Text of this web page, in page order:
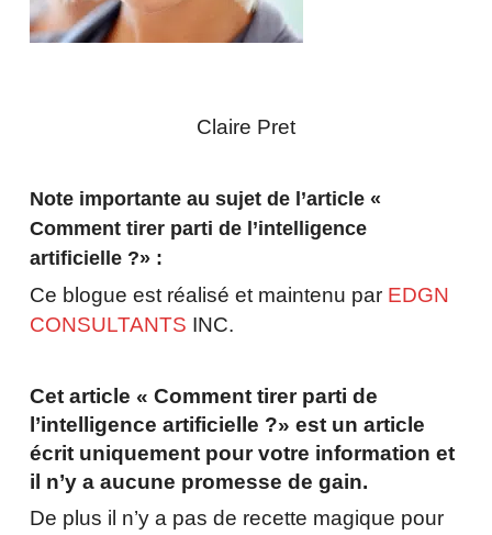
Claire Pret
Note importante au sujet de l’article «
Comment tirer parti de l’intelligence
artificielle ?» :
Ce blogue est réalisé et maintenu par EDGN
CONSULTANTS INC.
Cet article « Comment tirer parti de
l’intelligence artificielle ?» est un article
écrit uniquement pour votre information et
il n’y a aucune promesse de gain.
De plus il n’y a pas de recette magique pour